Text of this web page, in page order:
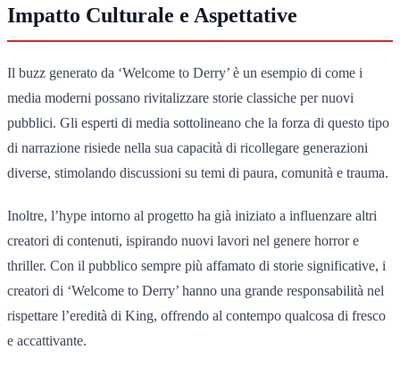
Impatto Culturale e Aspettative
Il buzz generato da ‘Welcome to Derry’ è un esempio di come i
media moderni possano rivitalizzare storie classiche per nuovi
pubblici. Gli esperti di media sottolineano che la forza di questo tipo
di narrazione risiede nella sua capacità di ricollegare generazioni
diverse, stimolando discussioni su temi di paura, comunità e trauma.
Inoltre, l’hype intorno al progetto ha già iniziato a influenzare altri
creatori di contenuti, ispirando nuovi lavori nel genere horror e
thriller. Con il pubblico sempre più affamato di storie significative, i
creatori di ‘Welcome to Derry’ hanno una grande responsabilità nel
rispettare l’eredità di King, offrendo al contempo qualcosa di fresco
e accattivante.